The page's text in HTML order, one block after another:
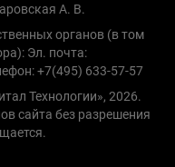
А. В.
органов (в том
Эл. почта:
+7(495) 633-57-57
Технологии», 2026.
сайта без разрешения